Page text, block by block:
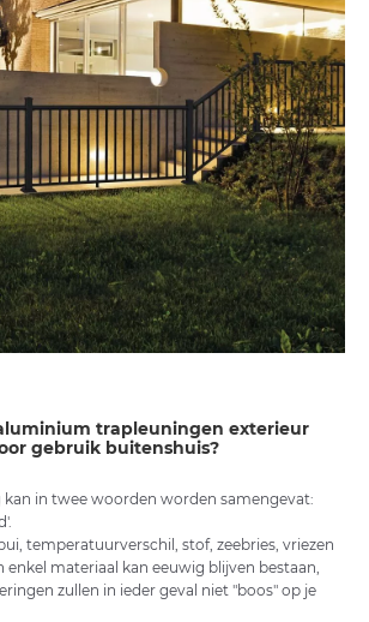
trapleuningen exterieur
gebruik buitenshuis?
in twee woorden worden samengevat:
temperatuurverschil, stof, zeebries, vriezen
enkel materiaal kan eeuwig blijven bestaan,
zullen in ieder geval niet "boos" op je